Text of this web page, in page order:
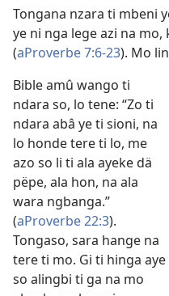
Tongana nzara ti mbeni
ye ni nga lege azi na
(aProverbe 7:6-23). Mo
Bible amû wango ti
ndara so, lo tene: “Zo ti
ndara abâ ye ti sioni, na
lo honde tere ti lo, me
azo so li ti ala ayeke dä
pëpe, ala hon, na ala
wara ngbanga.”
(aProverbe 22:3).
Tongaso, sara hange na
tere ti mo. Gi ti hinga aye
so alingbi ti ga na mo